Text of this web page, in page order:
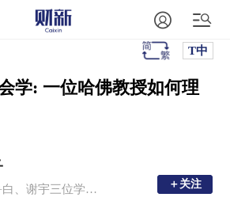
T中
学: 一位哈佛教授如何理
由饶毅、鲁白、谢宇三位学者创办的移动新媒体平台，现任主编为周忠和、毛淑德、夏志宏。 ＋关注
＋关注